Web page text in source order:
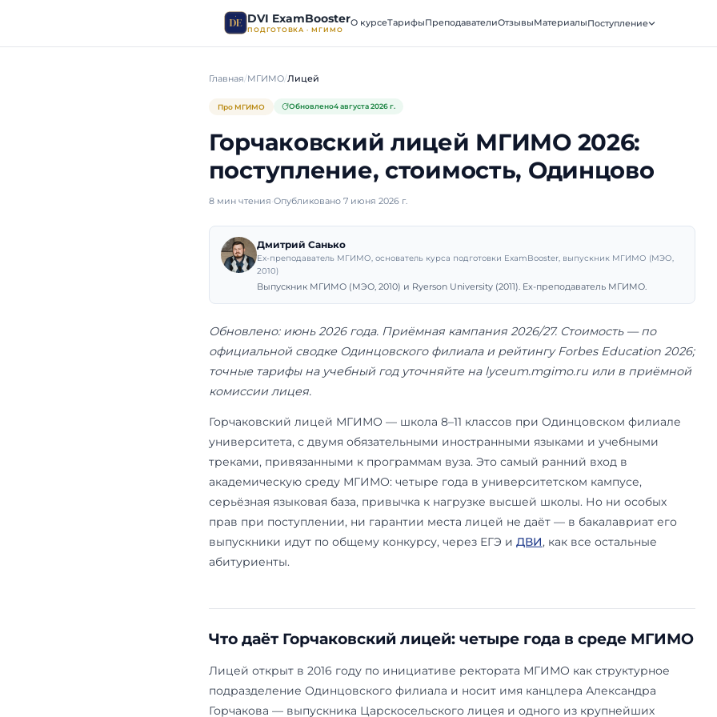
DVI ExamBoosterО курсеТарифыПреподавателиОтзывы
Обновлено 4 августа 2026 г.
Горчаковский лицей МГИМО
поступление, стоимость,
8 мин чтения·Опубликовано 7 июня 2026 г.
Дмитрий Санько
Ex-преподаватель МГИМО, основатель курса подготовки ExamBooster,
2010)
Выпускник МГИМО (МЭО, 2010) и Ryerson University (2011). Ex-
Обновлено: июнь 2026 года. Приёмная кампания 2026/27.
официальной сводке Одинцовского филиала и рейтингу
точные тарифы на учебный год уточняйте на
комиссии лицея.
Горчаковский лицей МГИМО — школа 8–11 классов при
университета, с двумя обязательными иностранными
прав при поступлении, ни гарантии места лицей не даёт — в
выпускники идут по общему конкурсу, через ЕГЭ иДВИ
абитуриенты.